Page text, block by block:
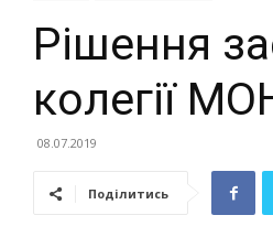
Рішення
колегії
08.07.2019
Поділитись